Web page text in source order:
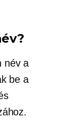
név a
be a